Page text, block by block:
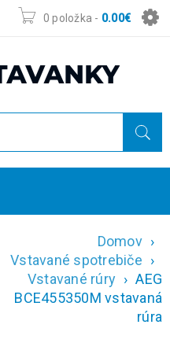
0 položka - 0.00€
Domov ›
Vstavané spotrebiče ›
Vstavané rúry › AEG
BCE455350M vstavaná
rúra